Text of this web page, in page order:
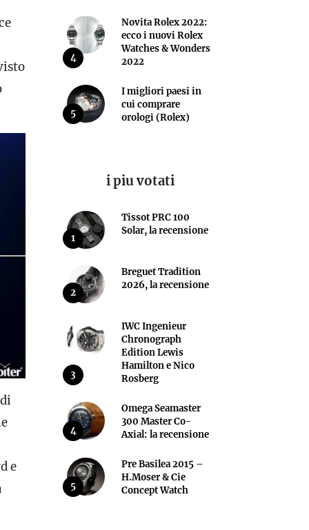
e
4
Novita Rolex 2022:
ecco i nuovi Rolex
Watches & Wonders
2022
5
I migliori paesi in
cui comprare
orologi (Rolex)
i piu votati
1
Tissot PRC 100
Solar, la recensione
2
Breguet Tradition
2026, la recensione
3
IWC Ingenieur
Chronograph
Edition Lewis
Hamilton e Nico
Rosberg
4
Omega Seamaster
300 Master Co-
Axial: la recensione
5
Pre Basilea 2015 –
H.Moser & Cie
Concept Watch